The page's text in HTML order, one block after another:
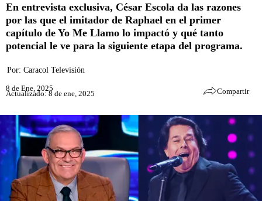
En entrevista exclusiva, César Escola da las razones
por las que el imitador de Raphael en el primer
capítulo de Yo Me Llamo lo impactó y qué tanto
potencial le ve para la siguiente etapa del programa.
Por: Caracol Televisión
8 de Ene, 2025
Actualizado: 8 de ene, 2025 Compartir